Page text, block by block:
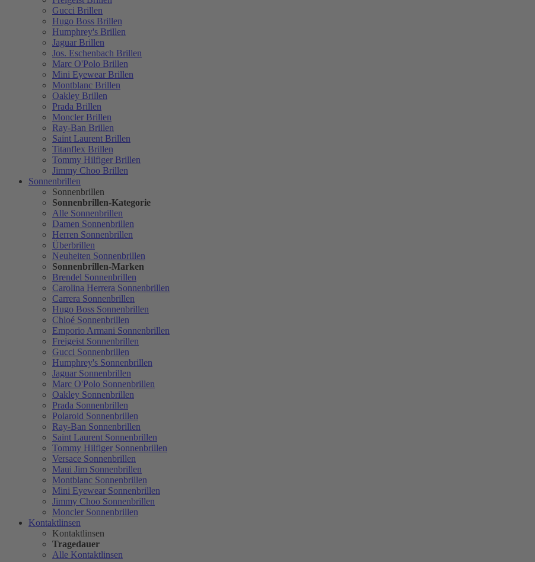
Gucci Brillen
Hugo Boss Brillen
Humphrey's Brillen
Jaguar Brillen
Jos. Eschenbach Brillen
Marc O'Polo Brillen
Mini Eyewear Brillen
Montblanc Brillen
Oakley Brillen
Prada Brillen
Moncler Brillen
Ray-Ban Brillen
Saint Laurent Brillen
Titanflex Brillen
Tommy Hilfiger Brillen
Jimmy Choo Brillen
Sonnenbrillen
Sonnenbrillen
Sonnenbrillen-Kategorie
Alle Sonnenbrillen
Damen Sonnenbrillen
Herren Sonnenbrillen
Überbrillen
Neuheiten Sonnenbrillen
Sonnenbrillen-Marken
Brendel Sonnenbrillen
Carolina Herrera Sonnenbrillen
Carrera Sonnenbrillen
Hugo Boss Sonnenbrillen
Chloé Sonnenbrillen
Emporio Armani Sonnenbrillen
Freigeist Sonnenbrillen
Gucci Sonnenbrillen
Humphrey's Sonnenbrillen
Jaguar Sonnenbrillen
Marc O'Polo Sonnenbrillen
Oakley Sonnenbrillen
Prada Sonnenbrillen
Polaroid Sonnenbrillen
Ray-Ban Sonnenbrillen
Saint Laurent Sonnenbrillen
Tommy Hilfiger Sonnenbrillen
Versace Sonnenbrillen
Maui Jim Sonnenbrillen
Montblanc Sonnenbrillen
Mini Eyewear Sonnenbrillen
Jimmy Choo Sonnenbrillen
Moncler Sonnenbrillen
Kontaktlinsen
Kontaktlinsen
Tragedauer
Alle Kontaktlinsen